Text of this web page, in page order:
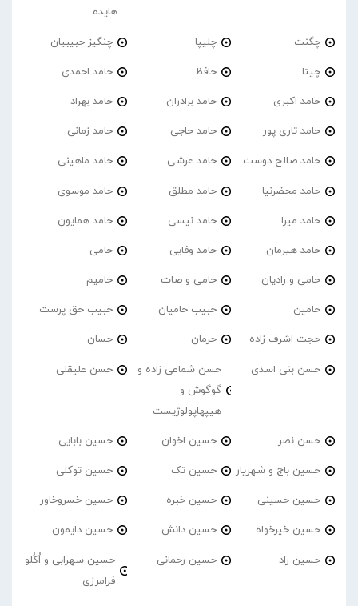
هایده
چگنت چلیپا چنگیز حبیبیان
چیتا حافظ حامد احمدی
حامد اکبری حامد برادران حامد بهراد
حامد تاری پور حامد حاجی حامد زمانی
حامد صالح دوست حامد عرشی حامد ماهینی
حامد محضرنیا حامد مطلق حامد موسوی
حامد میرا حامد نیسی حامد همایون
حامد هیرمان حامد وفایی حامی
حامی و رادیان حامی و صات حامیم
حامین حبیب حامیان حبیب حق پرست
حجت اشرف زاده حرمان حسان
حسن بنی اسدی
حسن شماعی زاده و
گوگوش و
هیپهاپولوژیست
حسن علیقلی
حسن نصر حسین اخوان حسین بابایی
حسین باج و شهریار حسین تک حسین توکلی
حسین حسینی حسین خبره حسین خسروخاور
حسین خیرخواه حسین دانش حسین دایمون
حسین راد حسین رحمانی
حسین سهرابی و اُکُلو
فرامرزی